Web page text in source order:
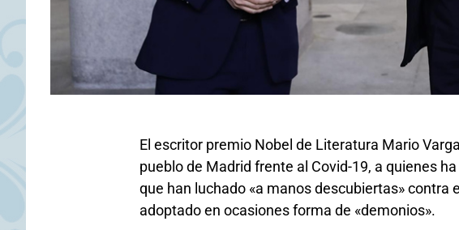
El escritor premio Nobel de Literatura Mario
pueblo de Madrid frente al Covid-19, a quienes
que han luchado «a manos descubiertas» contra
adoptado en ocasiones forma de «demonios».